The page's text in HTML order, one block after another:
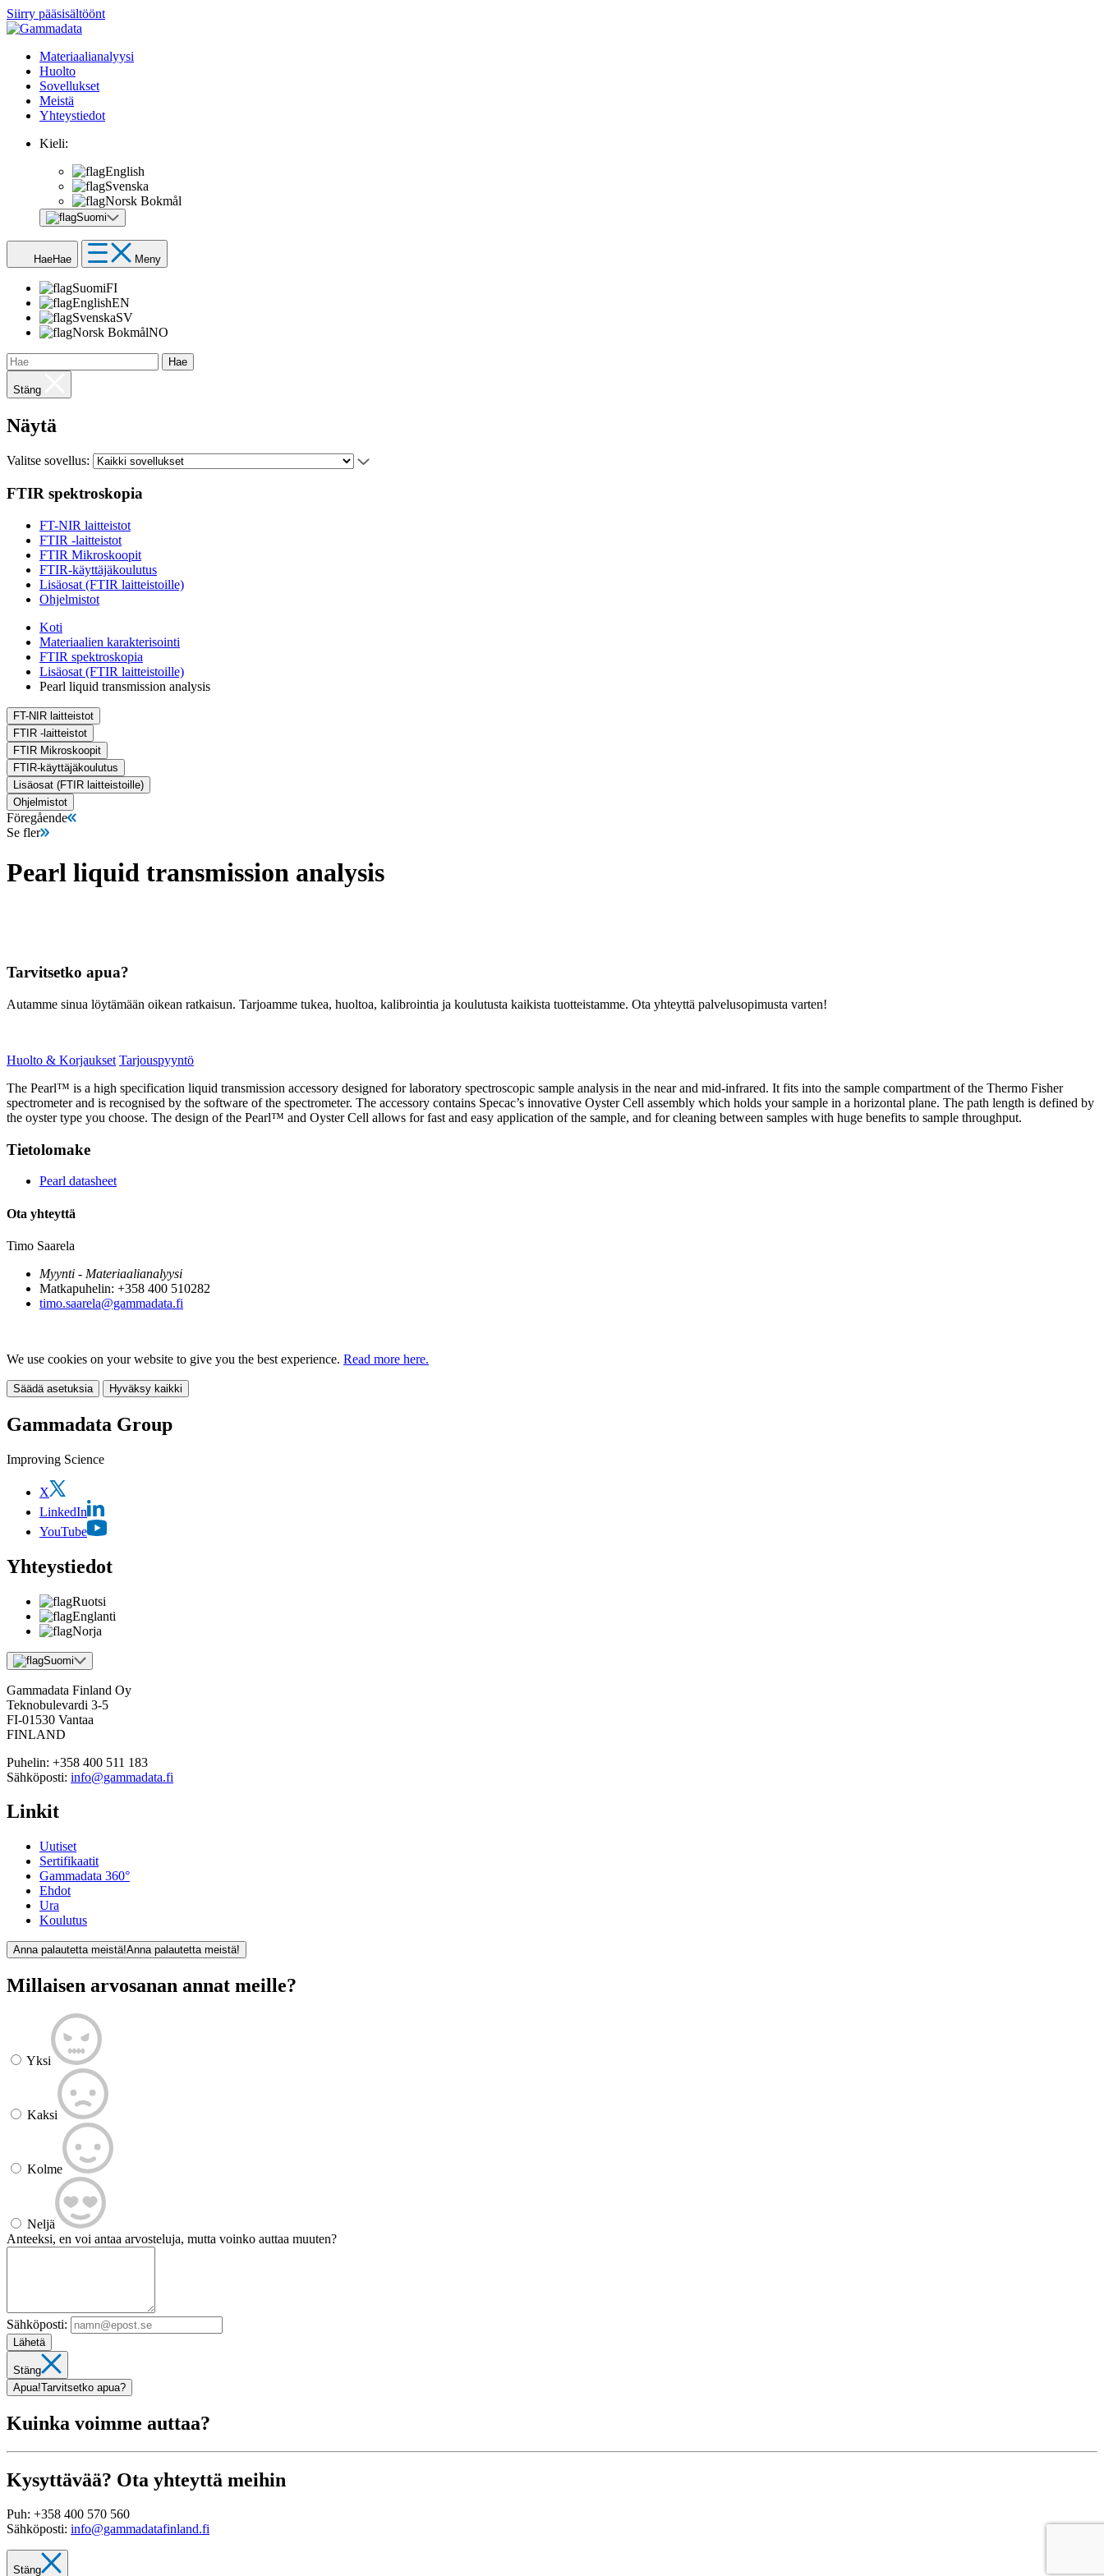
Siirry pääsisältöönt
Materiaalianalyysi
Huolto
Sovellukset
Meistä
Yhteystiedot
Kieli:
English
Svenska
Norsk Bokmål
Suomi
HaeHae Meny
SuomiFI
EnglishEN
SvenskaSV
Norsk BokmålNO
Hae
Stäng
Näytä
Valitse sovellus:
FTIR spektroskopia
FT-NIR laitteistot
FTIR -laitteistot
FTIR Mikroskoopit
FTIR-käyttäjäkoulutus
Lisäosat (FTIR laitteistoille)
Ohjelmistot
Koti
Materiaalien karakterisointi
FTIR spektroskopia
Lisäosat (FTIR laitteistoille)
Pearl liquid transmission analysis
FT-NIR laitteistot
FTIR -laitteistot
FTIR Mikroskoopit
FTIR-käyttäjäkoulutus
Lisäosat (FTIR laitteistoille)
Ohjelmistot
Föregående
Se fler
Pearl liquid transmission analysis
Tarvitsetko apua?
Autamme sinua löytämään oikean ratkaisun. Tarjoamme tukea, huoltoa, kalibrointia ja koulutusta kaikista tuotteistamme. Ota yhteyttä palvelusopimusta varten!
Huolto & Korjaukset Tarjouspyyntö
The Pearl™ is a high specification liquid transmission accessory designed for laboratory spectroscopic sample analysis in the near and mid-infrared. It fits into the sample compartment of the Thermo Fisher
spectrometer and is recognised by the software of the spectrometer. The accessory contains Specac’s innovative Oyster Cell assembly which holds your sample in a horizontal plane. The path length is defined by
the oyster type you choose. The design of the Pearl™ and Oyster Cell allows for fast and easy application of the sample, and for cleaning between samples with huge benefits to sample throughput.
Tietolomake
Pearl datasheet
Ota yhteyttä
Timo Saarela
Myynti - Materiaalianalyysi
Matkapuhelin: +358 400 510282
timo.saarela@gammadata.fi
We use cookies on your website to give you the best experience. Read more here.
Säädä asetuksia Hyväksy kaikki
Gammadata Group
Improving Science
X
LinkedIn
YouTube
Yhteystiedot
Ruotsi
Englanti
Norja
Suomi
Gammadata Finland Oy
Teknobulevardi 3-5
FI-01530 Vantaa
FINLAND
Puhelin: +358 400 511 183
Sähköposti: info@gammadata.fi
Linkit
Uutiset
Sertifikaatit
Gammadata 360°
Ehdot
Ura
Koulutus
Anna palautetta meistä!Anna palautetta meistä!
Millaisen arvosanan annat meille?
Yksi
Kaksi
Kolme
Neljä
Anteeksi, en voi antaa arvosteluja, mutta voinko auttaa muuten?
Sähköposti:
Lähetä
Stäng
Apua!Tarvitsetko apua?
Kuinka voimme auttaa?
Kysyttävää? Ota yhteyttä meihin
Puh: +358 400 570 560
Sähköposti: info@gammadatafinland.fi
Stäng